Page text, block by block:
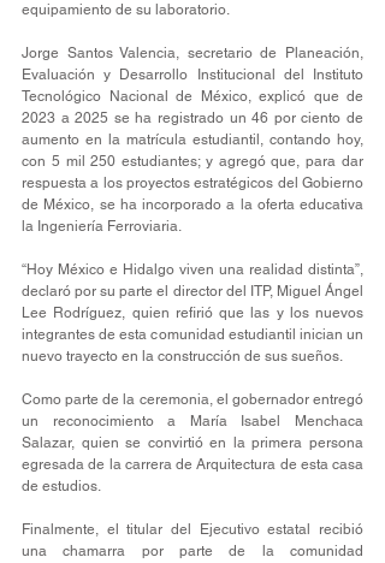
equipamiento de su laboratorio.
Jorge Santos Valencia, secretario de Planeación,
Evaluación y Desarrollo Institucional del Instituto
Tecnológico Nacional de México, explicó que de
2023 a 2025 se ha registrado un 46 por ciento de
aumento en la matrícula estudiantil, contando hoy,
con 5 mil 250 estudiantes; y agregó que, para dar
respuesta a los proyectos estratégicos del Gobierno
de México, se ha incorporado a la oferta educativa
la Ingeniería Ferroviaria.
“Hoy México e Hidalgo viven una realidad distinta”,
declaró por su parte el director del ITP, Miguel Ángel
Lee Rodríguez, quien refirió que las y los nuevos
integrantes de esta comunidad estudiantil inician un
nuevo trayecto en la construcción de sus sueños.
Como parte de la ceremonia, el gobernador entregó
un reconocimiento a María Isabel Menchaca
Salazar, quien se convirtió en la primera persona
egresada de la carrera de Arquitectura de esta casa
de estudios.
Finalmente, el titular del Ejecutivo estatal recibió
una chamarra por parte de la comunidad